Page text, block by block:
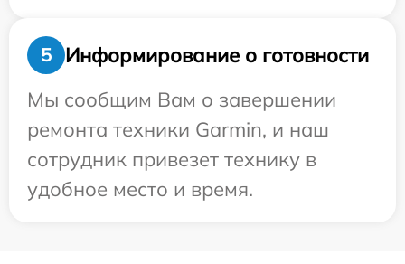
5
Информирование о готовности
Мы сообщим Вам о завершении
ремонта техники Garmin, и наш
сотрудник привезет технику в
удобное место и время.